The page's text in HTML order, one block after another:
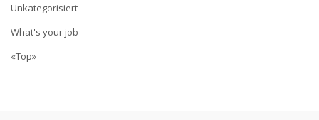
Unkategorisiert
What's your job
«Top»